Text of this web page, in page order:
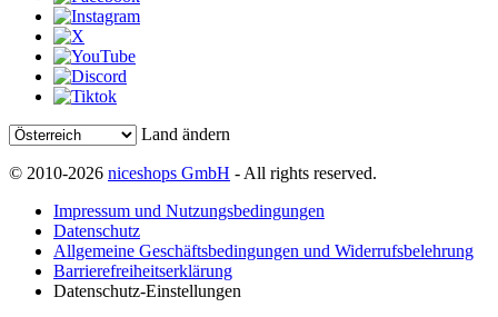
Land ändern
© 2010-2026 niceshops GmbH - All rights reserved.
Impressum und Nutzungsbedingungen
Datenschutz
Allgemeine Geschäftsbedingungen und Widerrufsbelehrung
Barrierefreiheitserklärung
Datenschutz-Einstellungen